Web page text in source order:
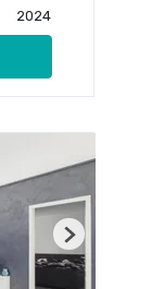
2024
Next